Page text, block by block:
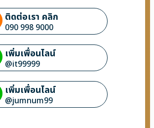
ติดต่อเรา คลิก
090 998 9000
เพิ่มเพื่อนไลน์
@it99999
เพิ่มเพื่อนไลน์
@jumnum99